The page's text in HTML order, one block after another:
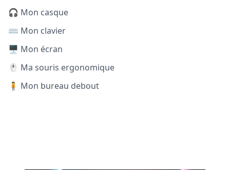
🎧 Mon casque
⌨️ Mon clavier
🖥️ Mon écran
🖱️ Ma souris ergonomique
🧍 Mon bureau debout